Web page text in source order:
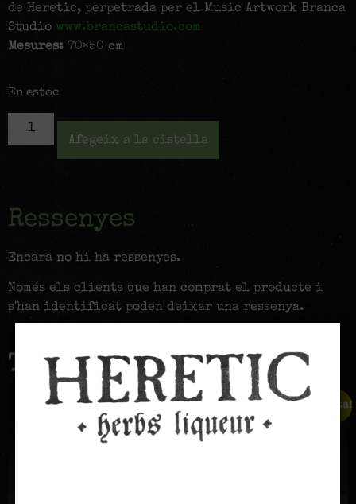
de Heretic, perpetrada per el Music Artwork Branca
Studio www.brancastudio.com
Mesures: 70×50 cm
En estoc
Afegeix a la cistella
Ressenyes
Encara no hi ha ressenyes.
Només els clients que han comprat el producte i
s'han identificat poden deixar una ressenya.
També us recomanem…
Oferta! Oferta!